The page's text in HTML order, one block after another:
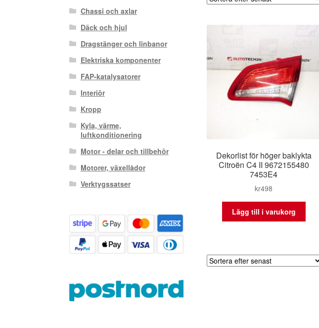
Dekorlist för höger baklykta
Citroën C4 II 9672155480
7453E4
kr498
Lägg till i varukorg
Chassi och axlar
Däck och hjul
Dragstänger och linbanor
Elektriska komponenter
FAP-katalysatorer
Interiör
Kropp
Kyla, värme,
luftkonditionering
Motor - delar och tillbehör
Motorer, växellådor
Verktygssatser